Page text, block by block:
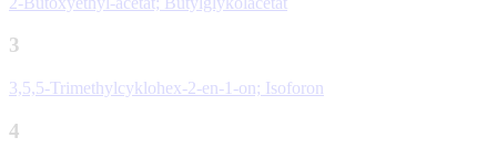
3
3,5,5-Trimethylcyklohex-2-en-1-on; Isoforon
4